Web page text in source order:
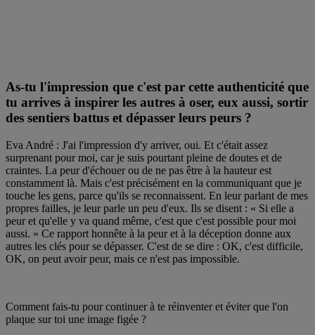
As-tu l'impression que c'est par cette authenticité que
tu arrives à inspirer les autres à oser, eux aussi, sortir
des sentiers battus et dépasser leurs peurs ?
Eva André : J'ai l'impression d'y arriver, oui. Et c'était assez
surprenant pour moi, car je suis pourtant pleine de doutes et de
craintes. La peur d'échouer ou de ne pas être à la hauteur est
constamment là. Mais c'est précisément en la communiquant que je
touche les gens, parce qu'ils se reconnaissent. En leur parlant de mes
propres failles, je leur parle un peu d'eux. Ils se disent : « Si elle a
peur et qu'elle y va quand même, c'est que c'est possible pour moi
aussi. » Ce rapport honnête à la peur et à la déception donne aux
autres les clés pour se dépasser. C'est de se dire : OK, c'est difficile,
OK, on peut avoir peur, mais ce n'est pas impossible.
Comment fais-tu pour continuer à te réinventer et éviter que l'on
plaque sur toi une image figée ?